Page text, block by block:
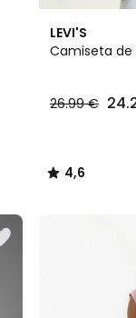
LEVI'S
Camiseta
26.99 €
4,6
/ 5
2
Colores
4,6
/